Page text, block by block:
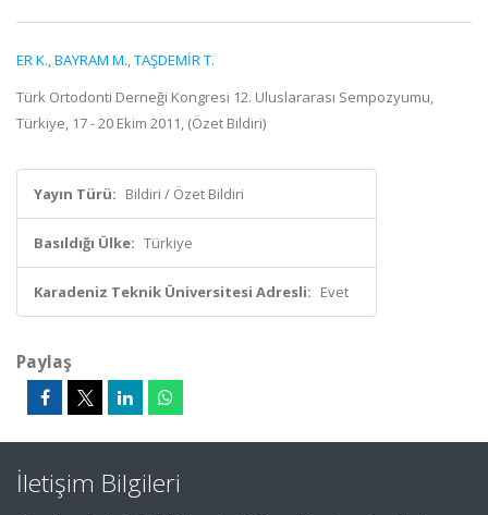
ER K.,BAYRAM M.,TAŞDEMİR T.
Türk Ortodonti Derneği Kongresi 12. Uluslararası Sempozyumu,
Türkiye, 17 - 20 Ekim 2011, (Özet Bildiri)
Yayın Türü: Bildiri / Özet Bildiri
Basıldığı Ülke: Türkiye
Karadeniz Teknik Üniversitesi Adresli: Evet
Paylaş
İletişim Bilgileri